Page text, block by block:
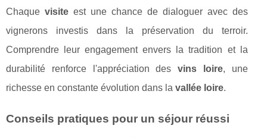
Chaque visiteest une chance de dialoguer avec des
vignerons investis dans la préservation du terroir.
Comprendre leur engagement envers la tradition et la
durabilité renforce l'appréciation desvins loire, une
richesse en constante évolution dans la vallée loire.
Conseils pratiques pour un séjour réussi